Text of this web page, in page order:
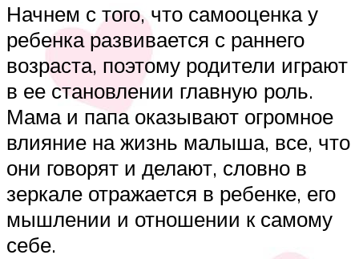
Начнем с того, что самооценка у
ребенка развивается с раннего
возраста, поэтому родители играют
в ее становлении главную роль.
Мама и папа оказывают огромное
влияние на жизнь малыша, все, что
они говорят и делают, словно в
зеркале отражается в ребенке, его
мышлении и отношении к самому
себе.